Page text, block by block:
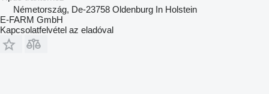
Németország, De-23758 Oldenburg In Holstein
E-FARM GmbH
Kapcsolatfelvétel az eladóval